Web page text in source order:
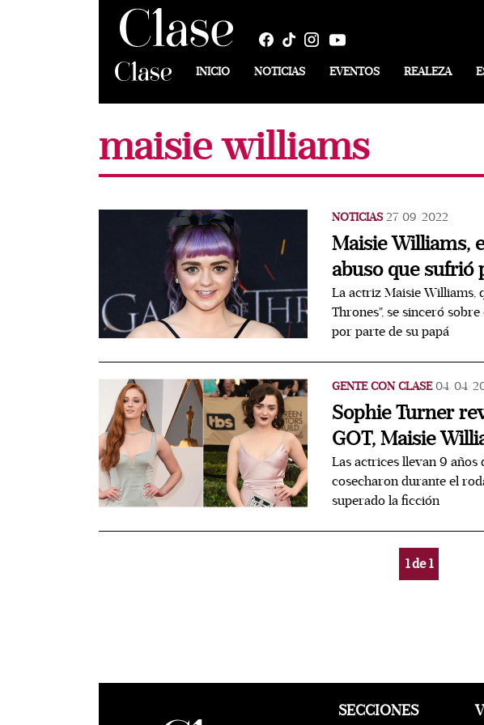
INICIO NOTICIAS EVENTOS REALEZA
maisie williams
NOTICIAS 27/09/2022
Maisie Williams,
abuso que sufrió
La actriz Maisie Williams,
Thrones", se sinceró
por parte de su papá
GENTE CON CLASE 04/04/
Sophie Turner
GOT, Maisie
Las actrices llevan 9
cosecharon durante el
superado la ficción
1de1
SECCIONES